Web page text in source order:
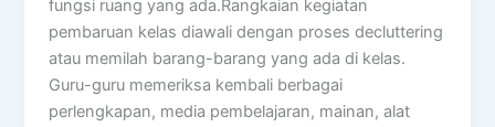
fungsi ruang yang ada.Rangkaian kegiatan
pembaruan kelas diawali dengan proses decluttering
atau memilah barang-barang yang ada di kelas.
Guru-guru memeriksa kembali berbagai
perlengkapan, media pembelajaran, mainan, alat